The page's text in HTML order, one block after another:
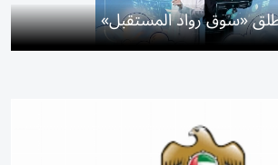
«سوق رواد المستقبل»